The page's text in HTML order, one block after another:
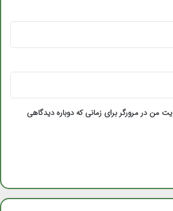
من در مرورگر برای زمانی که دوباره دیدگاهی